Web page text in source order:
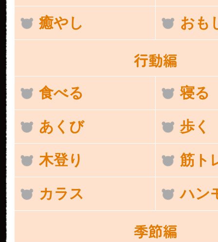
癒やし おも
行動編
食べる 寝る
あくび 歩く
木登り 筋ト
カラス ハン
季節編